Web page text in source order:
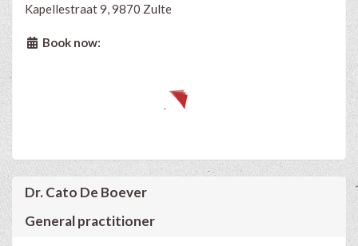
Kapellestraat 9, 9870 Zulte
Book now:
Dr. Cato De Boever
General practitioner